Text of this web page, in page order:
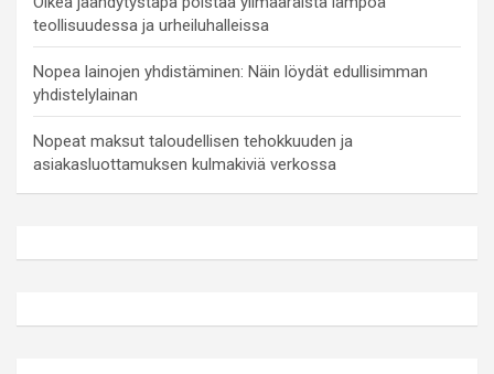
teollisuudessa ja urheiluhalleissa
Nopea lainojen yhdistäminen: Näin löydät edullisimman
yhdistelylainan
Nopeat maksut taloudellisen tehokkuuden ja
asiakasluottamuksen kulmakiviä verkossa